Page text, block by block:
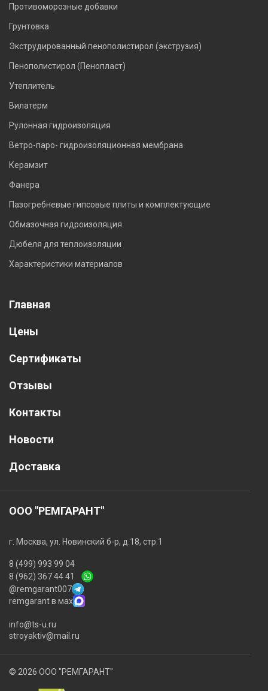
Противоморозные добавки
Грунтовка
Экструдированный пенополистирол (экструзия)
Пенополистирол (Пенопласт)
Утеплитель
Вилатерм
Рулонная гидроизоляция
Ветро-паро- гидроизоляционная мембрана
Керамзит
Фанера
Пазогребневые гипсовые плиты и комплектующие
Обмазочная гидроизоляция
Дюбеля для теплоизоляции
Характеристики материалов
Главная
Цены
Сертификаты
Отзывы
Контакты
Новости
Доставка
ООО "РЕМГАРАНТ"
г. Москва, ул. Новинский б-р, д.18, стр.1
8 (499) 993 99 04
8 (962) 367 44 41
@remgarant007
remgarant в мах
info@ts-u.ru
stroyaktiv@mail.ru
© 2026 ООО "РЕМГАРАНТ"